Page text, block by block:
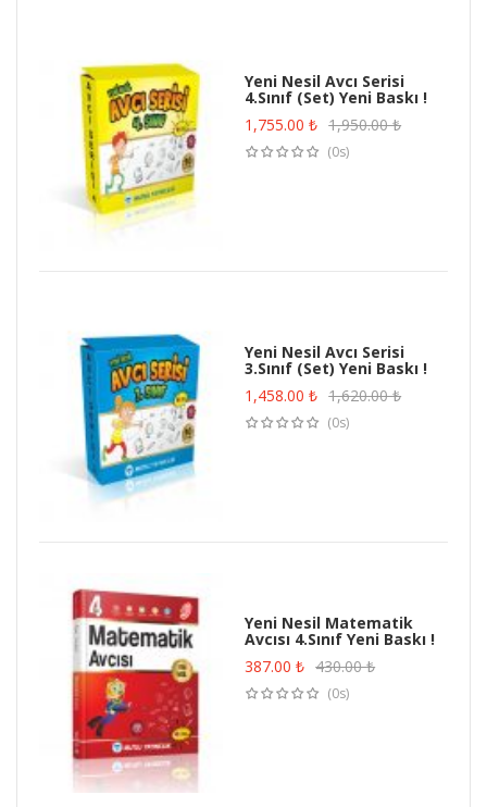
Yeni Nesil Avcı Serisi
4.Sınıf (Set) Yeni Baskı !
1,755.00₺ 1,950.00₺
(0s)
Yeni Nesil Avcı Serisi
3.Sınıf (Set) Yeni Baskı !
1,458.00₺ 1,620.00₺
(0s)
Yeni Nesil Matematik
Avcısı 4.Sınıf Yeni Baskı !
387.00₺ 430.00₺
(0s)